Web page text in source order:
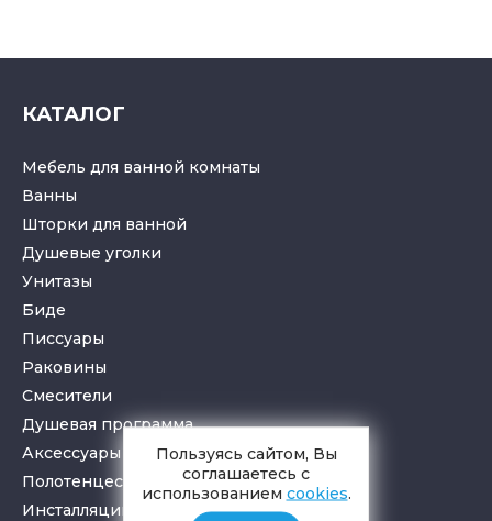
КАТАЛОГ
Мебель для ванной комнаты
Ванны
Шторки для ванной
Душевые уголки
Унитазы
Биде
Писсуары
Раковины
Смесители
Душевая программа
Аксессуары в ванную
Полотенцесушители
Инсталляции для санузлов
Пользуясь сайтом, Вы
соглашаетесь с
использованием cookies.